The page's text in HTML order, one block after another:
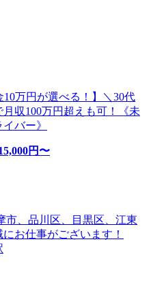
10万円が選べる！】＼30代
収100万円超えも可！《未
バー》
円〜
、品川区、目黒区、江東
お仕事がございます！